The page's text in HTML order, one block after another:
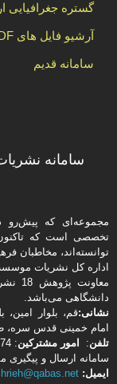
گستره جغرافیایی
آرشیو فایل های PDF
سامانه قدیم
سامانه
مجموعه‌ای که پیش‌رو
تخصصی است که
توانسته‌اند، مخاطبان
اداره كل نشریات
دانشگاهی می‌باشد.
نشانی:قم، بلوار
امام خمینی قدس سره،
تلفن: امور مشتركین: 32113474
سامانه ارسال و پیگیری
ایمیل: